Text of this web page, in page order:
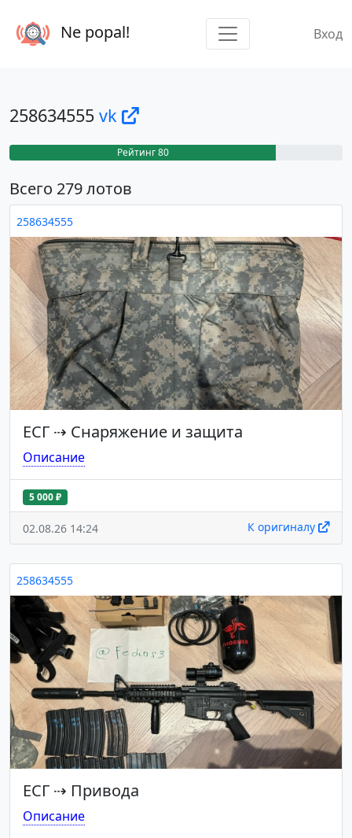
Ne popal! Вход
258634555 vk
Рейтинг 80
Всего 279 лотов
258634555
ЕСГ ⇢ Снаряжение и защита
Описание
5 000 ₽
02.08.26 14:24 К оригиналу
258634555
ЕСГ ⇢ Привода
Описание